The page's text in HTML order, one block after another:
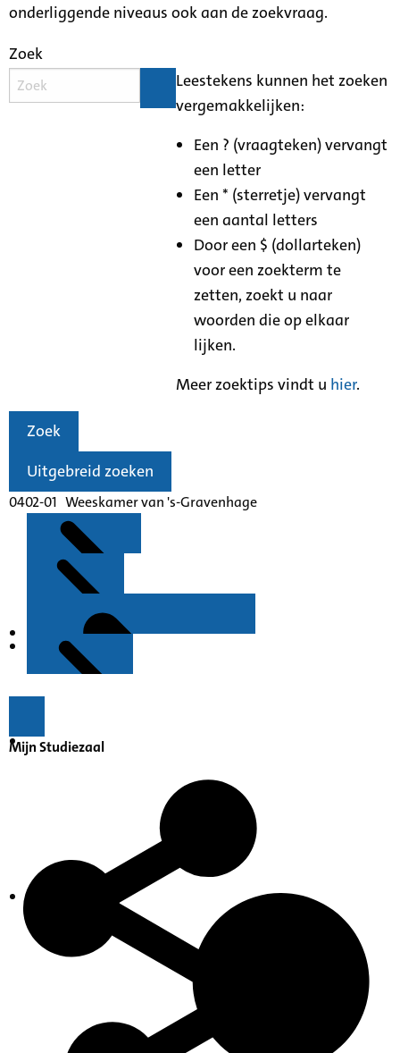
onderliggende niveaus ook aan de zoekvraag.
Zoek
Leestekens kunnen het zoeken
vergemakkelijken:
Een ? (vraagteken) vervangt
een letter
Een * (sterretje) vervangt
een aantal letters
Door een $ (dollarteken)
voor een zoekterm te
zetten, zoekt u naar
woorden die op elkaar
lijken.
Meer zoektips vindt u hier.
Zoek
Uitgebreid zoeken
0402-01 Weeskamer van 's-Gravenhage
Kenmerken
Inleiding
Indexen op persoonsnamen
Inventaris
Mijn Studiezaal